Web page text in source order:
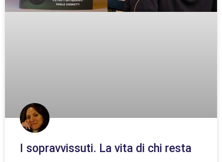
I sopravvissuti. La vita di chi resta